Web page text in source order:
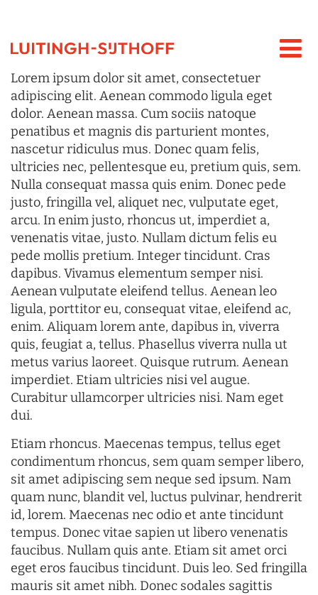
Lorem ipsum dolor sit amet, consectetuer
adipiscing elit. Aenean commodo ligula eget
dolor. Aenean massa. Cum sociis natoque
penatibus et magnis dis parturient montes,
nascetur ridiculus mus. Donec quam felis,
ultricies nec, pellentesque eu, pretium quis, sem.
Nulla consequat massa quis enim. Donec pede
justo, fringilla vel, aliquet nec, vulputate eget,
arcu. In enim justo, rhoncus ut, imperdiet a,
venenatis vitae, justo. Nullam dictum felis eu
pede mollis pretium. Integer tincidunt. Cras
dapibus. Vivamus elementum semper nisi.
Aenean vulputate eleifend tellus. Aenean leo
ligula, porttitor eu, consequat vitae, eleifend ac,
enim. Aliquam lorem ante, dapibus in, viverra
quis, feugiat a, tellus. Phasellus viverra nulla ut
metus varius laoreet. Quisque rutrum. Aenean
imperdiet. Etiam ultricies nisi vel augue.
Curabitur ullamcorper ultricies nisi. Nam eget
dui.
Etiam rhoncus. Maecenas tempus, tellus eget
condimentum rhoncus, sem quam semper libero,
sit amet adipiscing sem neque sed ipsum. Nam
quam nunc, blandit vel, luctus pulvinar, hendrerit
id, lorem. Maecenas nec odio et ante tincidunt
tempus. Donec vitae sapien ut libero venenatis
faucibus. Nullam quis ante. Etiam sit amet orci
eget eros faucibus tincidunt. Duis leo. Sed fringilla
mauris sit amet nibh. Donec sodales sagittis